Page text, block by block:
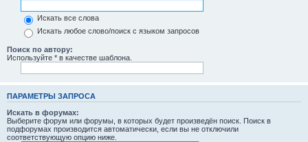
Искать все слова
Искать любое слово/поиск с языком запросов
Поиск по автору:
Используйте * в качестве шаблона.
ПАРАМЕТРЫ ЗАПРОСА
Искать в форумах:
Выберите форум или форумы, в которых будет произведён поиск. Поиск в
подфорумах производится автоматически, если вы не отключили
соответствующую опцию ниже.